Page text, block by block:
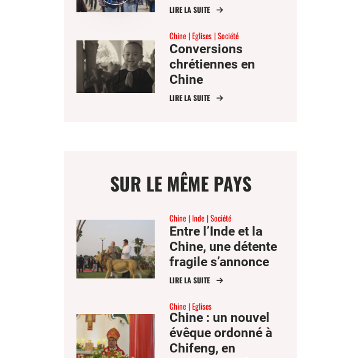
LIRE LA SUITE
Chine Eglises Société
Conversions
chrétiennes en
Chine
LIRE LA SUITE
SUR LE MÊME PAYS
Chine Inde Société
Entre l’Inde et la
Chine, une détente
fragile s’annonce
LIRE LA SUITE
Chine Eglises
Chine : un nouvel
évêque ordonné à
Chifeng, en